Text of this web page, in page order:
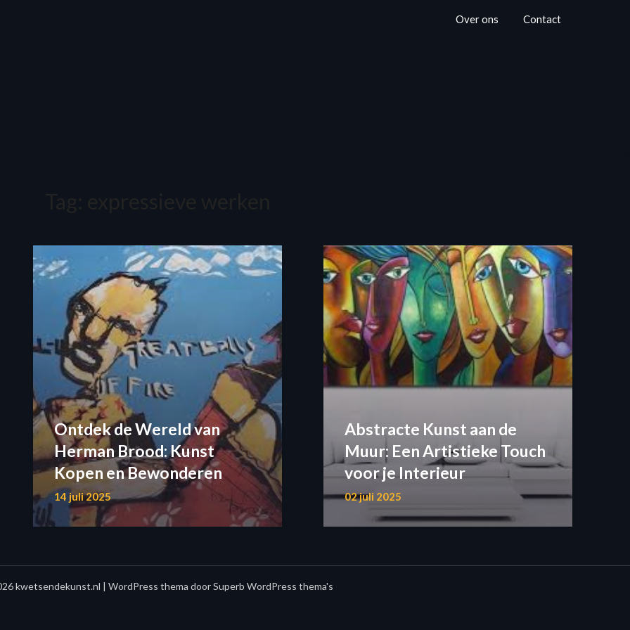
Over ons Contact
Ontdek de Wereld van
Herman Brood: Kunst
Kopen en Bewonderen
14 juli 2025
Abstracte Kunst aan de
Muur: Een Artistieke Touch
voor je Interieur
02 juli 2025
kwetsendekunst.nl | WordPress thema doorSuperb WordPress thema's